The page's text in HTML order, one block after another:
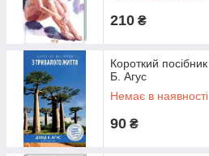
210 ₴
Короткий
Б. Агус
Немає в наявності
90 ₴